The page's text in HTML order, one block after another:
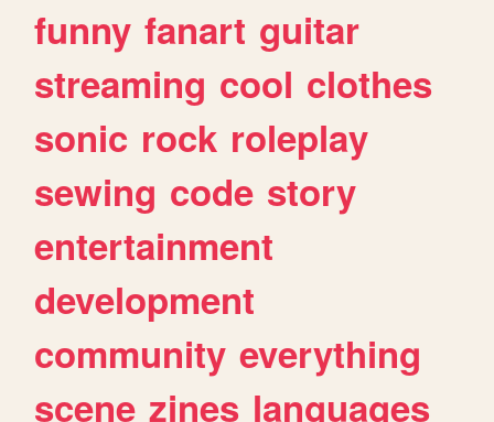
funny fanart guitar
streaming cool clothes
sonic rock roleplay
sewing code story
entertainment
development
community everything
scene zines languages